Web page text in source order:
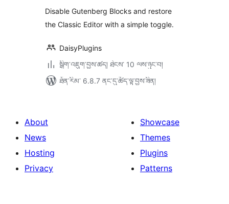
Disable Block Editor
ཚང་།
Disable Gutenberg Blocks and restore
the Classic Editor with a simple toggle.
DaisyPlugins
སྒྲིག་འཇུག་བྱས་ཚད། ཐེངས་ 10 ལས་ཉུང་བ།
ཐོན་རིམ་ 6.8.7 ནང་དུ་ཚོད་ལྟ་བྱས་ཟིན།
About
News
Hosting
Privacy
Showcase
Themes
Plugins
Patterns